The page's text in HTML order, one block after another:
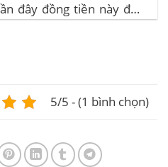
đây đồng tiền này đều
5/5 - (1 bình chọn)